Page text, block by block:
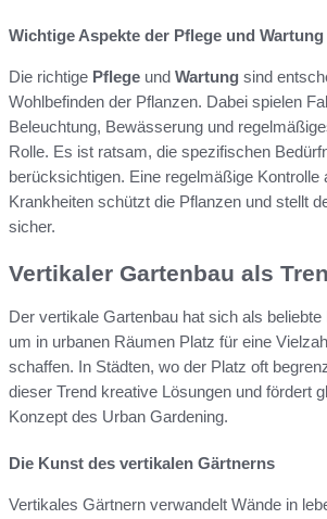
Wichtige Aspekte der Pflege und Wartung
Die richtige Pflege und Wartung sind
Wohlbefinden der Pflanzen. Dabei spielen
Beleuchtung, Bewässerung und
Rolle. Es ist ratsam, die spezifischen
berücksichtigen. Eine regelmäßige Kontrolle
Krankheiten schützt die Pflanzen und stellt
sicher.
Vertikaler Gartenbau als
Der vertikale Gartenbau hat sich als beliebte
um in urbanen Räumen Platz für eine
schaffen. In Städten, wo der Platz oft
dieser Trend kreative Lösungen und fördert
Konzept des Urban Gardening.
Die Kunst des vertikalen Gärtnerns
Vertikales Gärtnern verwandelt Wände in